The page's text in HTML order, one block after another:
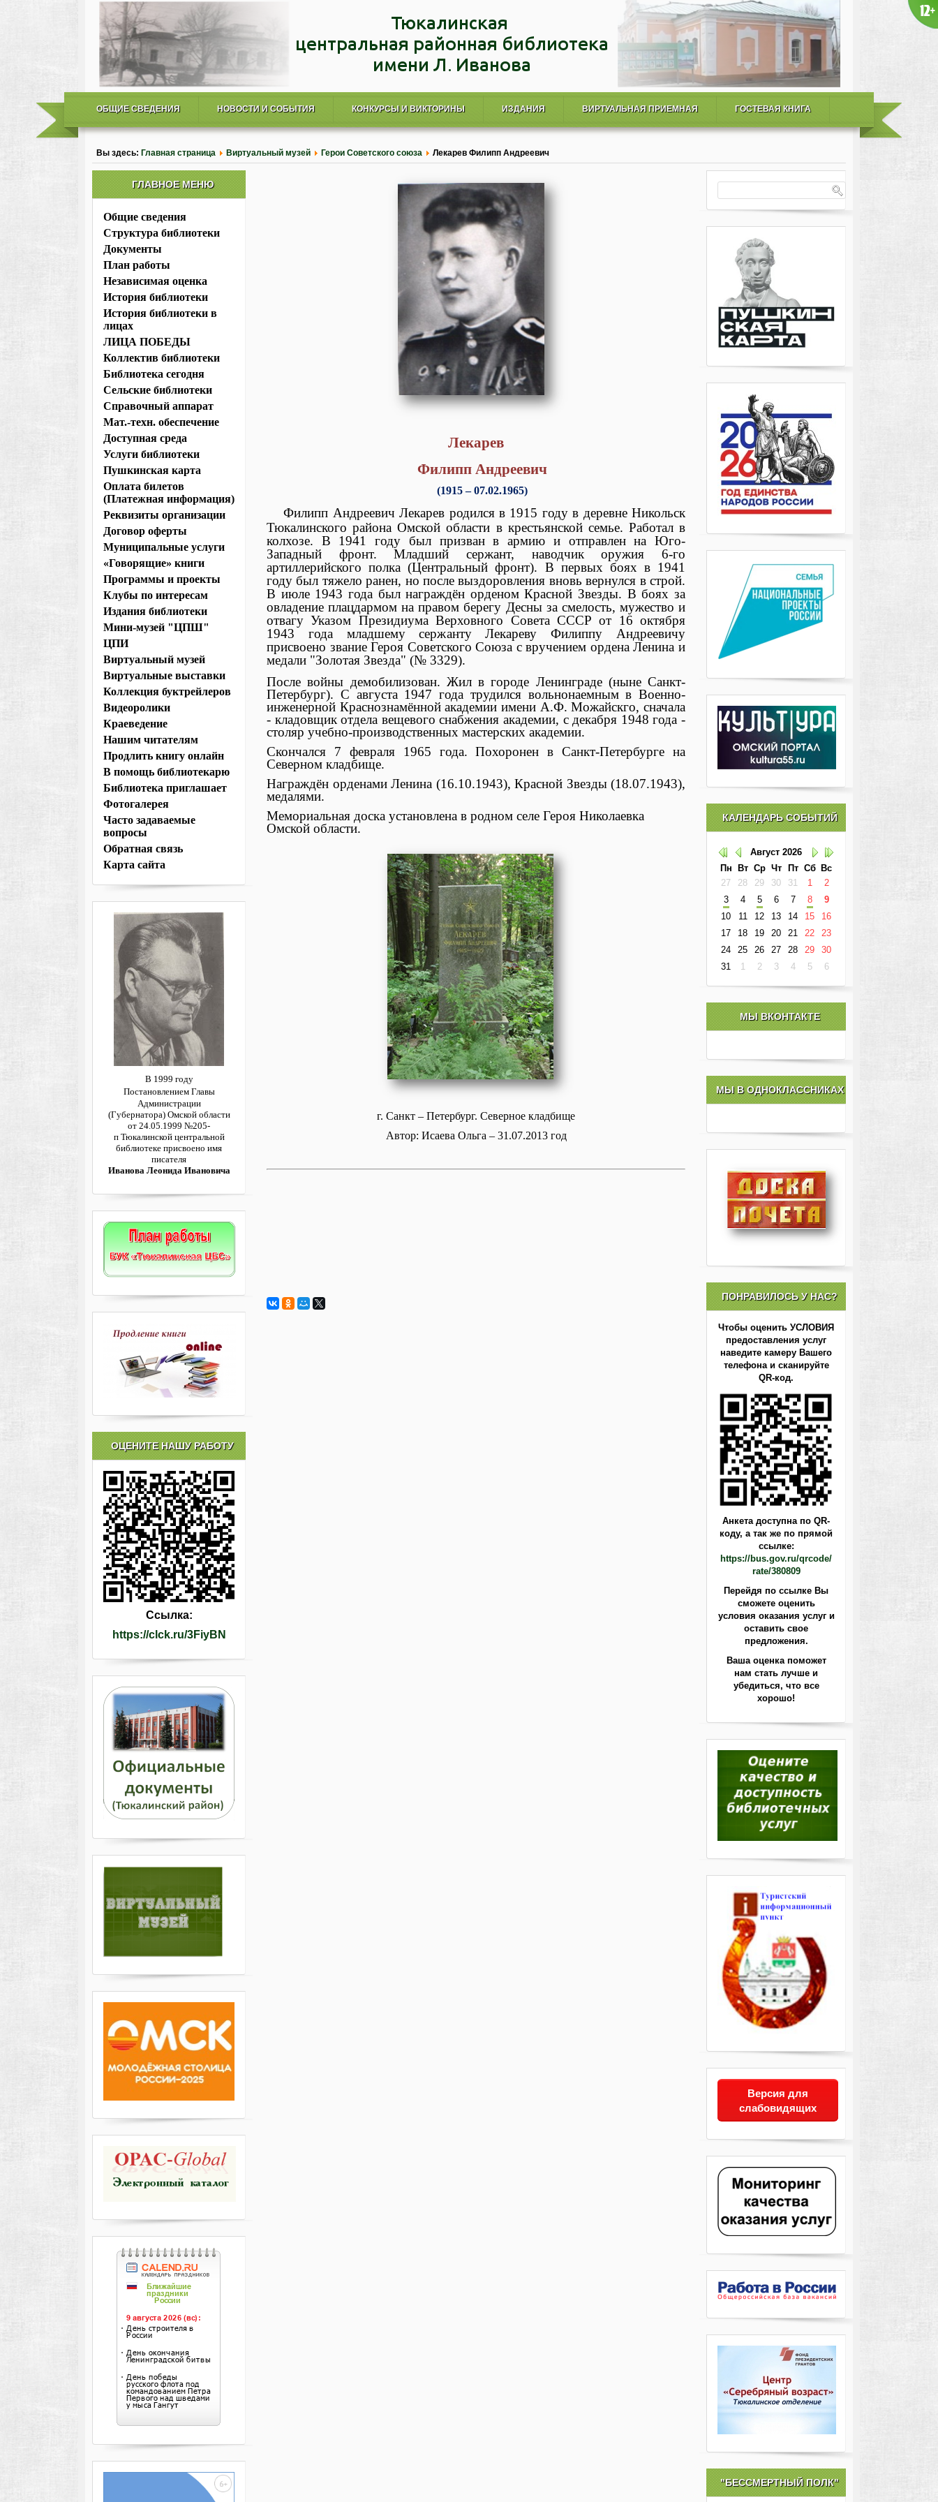
ОБЩИЕ СВЕДЕНИЯ НОВОСТИ И СОБЫТИЯ КОНКУРСЫ И ВИКТОРИНЫ ИЗДАНИЯ ВИРТУАЛЬНАЯ ПРИЕМНАЯ ГОСТЕВАЯ КНИГА
Вы здесь: Главная страница Виртуальный музей Герои Советского союза Лекарев Филипп Андреевич
Лекарев
Филипп Андреевич
(1915 – 07.02.1965)
Филипп Андреевич Лекарев родился в 1915 году в деревне Никольск
Тюкалинского района Омской области в крестьянской семье. Работал в
колхозе. В 1941 году был призван в армию и отправлен на Юго-
Западный фронт. Младший сержант, наводчик оружия 6-го
артиллерийского полка (Центральный фронт). В первых боях в 1941
году был тяжело ранен, но после выздоровления вновь вернулся в строй.
В июле 1943 года был награждён орденом Красной Звезды. В боях за
овладение плацдармом на правом берегу Десны за смелость, мужество и
отвагу Указом Президиума Верховного Совета СССР от 16 октября
1943 года младшему сержанту Лекареву Филиппу Андреевичу
присвоено звание Героя Советского Союза с вручением ордена Ленина и
медали "Золотая Звезда" (№ 3329).
После войны демобилизован. Жил в городе Ленинграде (ныне Санкт-
Петербург). С августа 1947 года трудился вольнонаемным в Военно-
инженерной Краснознамённой академии имени А.Ф. Можайскго, сначала
- кладовщик отдела вещевого снабжения академии, с декабря 1948 года -
столяр учебно-производственных мастерских академии.
Скончался 7 февраля 1965 года. Похоронен в Санкт-Петербурге на
Северном кладбище.
Награждён орденами Ленина (16.10.1943), Красной Звезды (18.07.1943),
медалями.
Мемориальная доска установлена в родном селе Героя Николаевка
Омской области.
г. Санкт – Петербург. Северное кладбище
Автор: Исаева Ольга – 31.07.2013 год
ГЛАВНОЕ МЕНЮ
Общие сведения
Структура библиотеки
Документы
План работы
Независимая оценка
История библиотеки
История библиотеки в
лицах
ЛИЦА ПОБЕДЫ
Коллектив библиотеки
Библиотека сегодня
Сельские библиотеки
Справочный аппарат
Мат.-техн. обеспечение
Доступная среда
Услуги библиотеки
Пушкинская карта
Оплата билетов
(Платежная информация)
Реквизиты организации
Договор оферты
Муниципальные услуги
«Говорящие» книги
Программы и проекты
Клубы по интересам
Издания библиотеки
Мини-музей "ЦПШ"
ЦПИ
Виртуальный музей
Виртуальные выставки
Коллекция буктрейлеров
Видеоролики
Краеведение
Нашим читателям
Продлить книгу онлайн
В помощь библиотекарю
Библиотека приглашает
Фотогалерея
Часто задаваемые
вопросы
Обратная связь
Карта сайта
В 1999 году
Постановлением Главы
Администрации
(Губернатора) Омской области
от 24.05.1999 №205-
п Тюкалинской центральной
библиотеке присвоено имя
писателя
Иванова Леонида Ивановича
ОЦЕНИТЕ НАШУ РАБОТУ
Ссылка:
https://clck.ru/3FiyBN
КАЛЕНДАРЬ СОБЫТИЙ
Август 2026
Пн
Вт Ср Чт Пт Сб
Вс
27
28 29 30 31 1
2
3
4 5 6 7 8
9
10
11 12 13 14 15
16
17
18 19 20 21 22
23
24
25 26 27 28 29
30
31
1 2 3 4 5 6
МЫ ВКОНТАКТЕ
МЫ В ОДНОКЛАССНИКАХ
ПОНРАВИЛОСЬ У НАС?
Чтобы оценить УСЛОВИЯ
предоставления услуг
наведите камеру Вашего
телефона и сканируйте
QR-код.
Анкета доступна по QR-
коду, а так же по прямой
ссылке:
https://bus.gov.ru/qrcode/
rate/380809
Перейдя по ссылке Вы
сможете оценить
условия оказания услуг и
оставить свое
предложения.
Ваша оценка поможет
нам стать лучше и
убедиться, что все
хорошо!
Версия для
слабовидящих
"БЕССМЕРТНЫЙ ПОЛК"